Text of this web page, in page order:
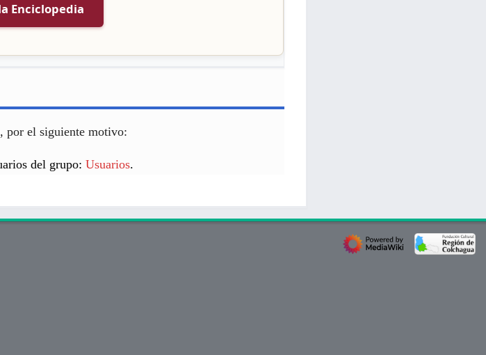
Enciclopedia
por el siguiente motivo:
del grupo:Usuarios.